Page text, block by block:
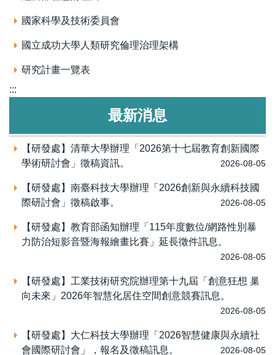
國家科學及技術委員會
國立成功大學人類研究倫理治理架構
研究計畫一覽表
:::
最新消息
【研發處】清華大學辦理「2026第十七屆教育創新國際
學術研討會」徵稿資訊。
2026-08-05
【研發處】南臺科技大學辦理「2026創新與永續科技國
際研討會」徵稿啟事。
2026-08-05
【研發處】教育部函知辦理「115年度數位/網路性別暴
力防治短影音暨海報繪畫比賽」延長徵件訊息。
2026-08-05
【研發處】工業技術研究院辦理第十九屆「創意狂想 巢
向未來」2026年智慧化居住空間創意競賽訊息。
2026-08-05
【研發處】大仁科技大學辦理「2026智慧健康與永續社
會國際研討會」，報名及徵稿訊息。
2026-08-05